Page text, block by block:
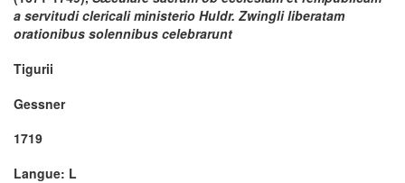
a servitudi clericali ministerio Huldr. Zwingli liberatam
orationibus solennibus celebrarunt
Tigurii
Gessner
1719
Langue: L